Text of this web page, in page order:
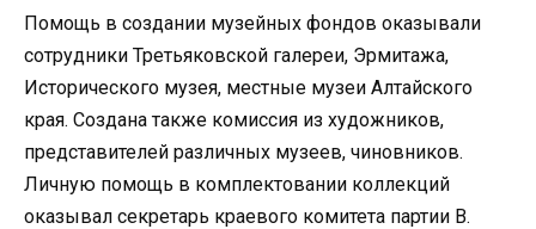
Помощь в создании музейных фондов оказывали
сотрудники Третьяковской галереи, Эрмитажа,
Исторического музея, местные музеи Алтайского
края. Создана также комиссия из художников,
представителей различных музеев, чиновников.
Личную помощь в комплектовании коллекций
оказывал секретарь краевого комитета партии В.